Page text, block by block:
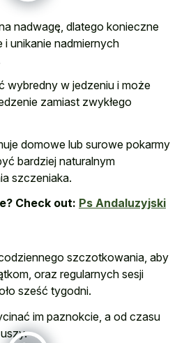
nadwagę, dlatego konieczne
i unikanie nadmiernych
wybredny w jedzeniu i może
zamiast zwykłego
domowe lub surowe pokarmy
bardziej naturalnym
szczeniaka.
Check out: Ps Andaluzyjski
szczotkowania, aby
oraz regularnych sesji
sześć tygodni.
im paznokcie, a od czasu